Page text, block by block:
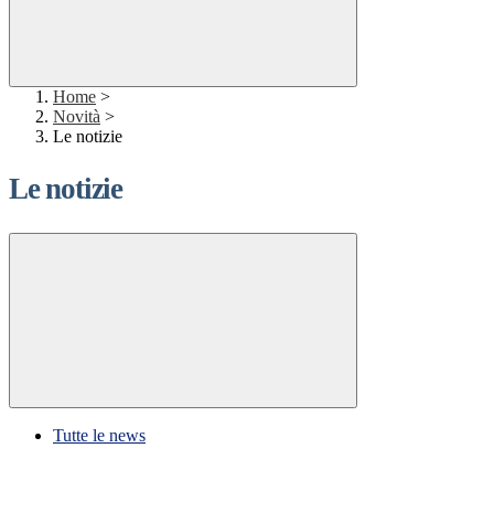
Home >
Novità >
Le notizie
Le notizie
Tutte le news